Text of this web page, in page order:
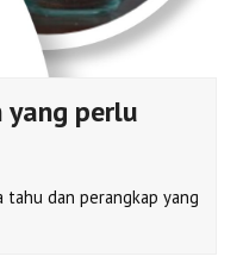
perlu
tahu dan perangkap yang